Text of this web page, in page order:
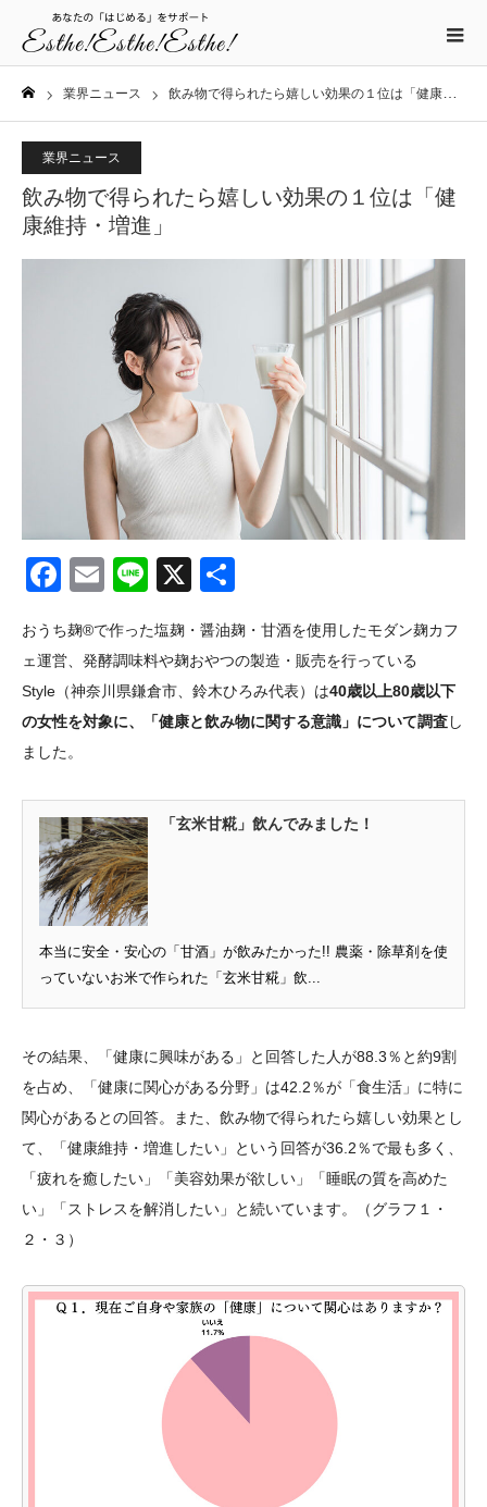
業界ニュース 飲み物で得られたら嬉しい効果の１位は「健康維持・増進」
業界ニュース
飲み物で得られたら嬉しい効果の１位は「健
康維持・増進」
Facebook
EmailLine
X
おうち麹®️で作った塩麹・醤油麹・甘酒を使用したモダン麹カフ
ェ運営、発酵調味料や麹おやつの製造・販売を行っている
Style（神奈川県鎌倉市、鈴木ひろみ代表）は40歳以上80歳以下
の女性を対象に、「健康と飲み物に関する意識」について調査し
ました。
「玄米甘糀」飲んでみました！
本当に安全・安心の「甘酒」が飲みたかった!! 農薬・除草剤を使
っていないお米で作られた「玄米甘糀」飲...
その結果、「健康に興味がある」と回答した人が88.3％と約9割
を占め、「健康に関心がある分野」は42.2％が「食生活」に特に
関心があるとの回答。また、飲み物で得られたら嬉しい効果とし
て、「健康維持・増進したい」という回答が36.2％で最も多く、
「疲れを癒したい」「美容効果が欲しい」「睡眠の質を高めた
い」「ストレスを解消したい」と続いています。（グラフ１・
２・３）